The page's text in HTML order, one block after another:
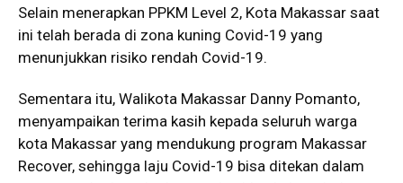
Selain menerapkan PPKM Level 2, Kota Makassar saat
ini telah berada di zona kuning Covid-19 yang
menunjukkan risiko rendah Covid-19.
Sementara itu, Walikota Makassar Danny Pomanto,
menyampaikan terima kasih kepada seluruh warga
kota Makassar yang mendukung program Makassar
Recover, sehingga laju Covid-19 bisa ditekan dalam